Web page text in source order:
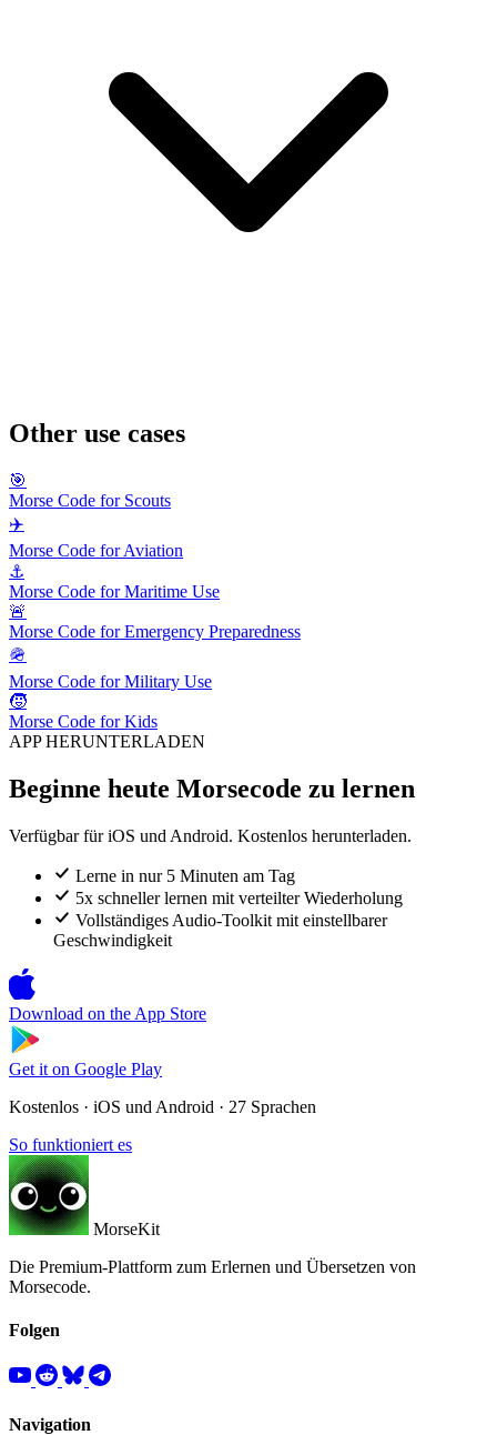
Other use cases
🎯
Morse Code for Scouts
✈️
Morse Code for Aviation
⚓
Morse Code for Maritime Use
🚨
Morse Code for Emergency Preparedness
🪖
Morse Code for Military Use
🧒
Morse Code for Kids
APP HERUNTERLADEN
Beginne heute Morsecode zu lernen
Verfügbar für iOS und Android. Kostenlos herunterladen.
Lerne in nur 5 Minuten am Tag
5x schneller lernen mit verteilter Wiederholung
Vollständiges Audio-Toolkit mit einstellbarer
Geschwindigkeit
Download on the App Store
Get it on Google Play
Kostenlos · iOS und Android · 27 Sprachen
So funktioniert es
MorseKit
Die Premium-Plattform zum Erlernen und Übersetzen von
Morsecode.
Folgen
Navigation